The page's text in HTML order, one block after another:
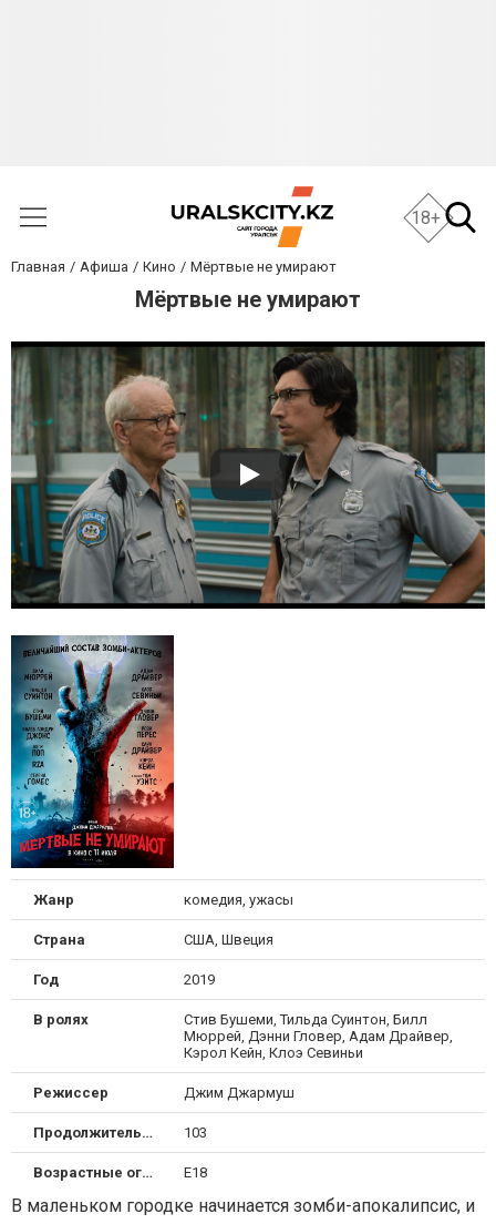
18+
Главная Афиша Кино Мёртвые не умирают
Мёртвые не умирают
Жанр комедия, ужасы
Страна США, Швеция
Год 2019
В ролях
Стив Бушеми, Тильда Суинтон, Билл
Мюррей, Дэнни Гловер, Адам Драйвер,
Кэрол Кейн, Клоэ Севиньи
Режиссер Джим Джармуш
Продолжительность 103
Возрастные ограничения Е18
В маленьком городке начинается зомби-апокалипсис, и